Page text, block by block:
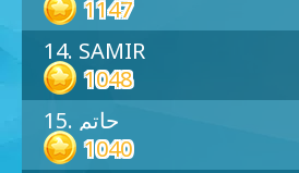
1147
14. SAMIR
1048
15. حاتم
1040